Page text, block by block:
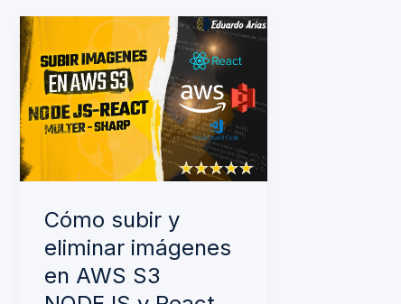
Cómo subir y
eliminar imágenes
en AWS S3
subir
y
eliminar
imágenes
en
AWS
S3
NODEJS
y